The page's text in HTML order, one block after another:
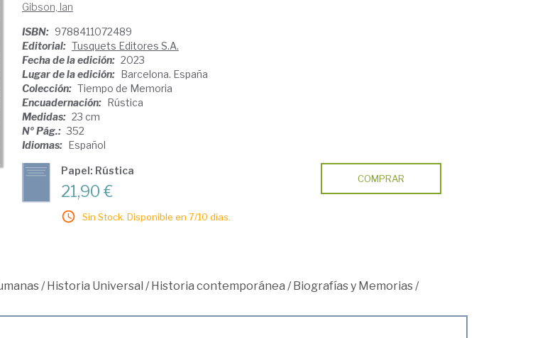
Gibson, Ian
ISBN: 9788411072489
Editorial: Tusquets Editores S.A.
Fecha de la edición: 2023
Lugar de la edición: Barcelona. España
Colección: Tiempo de Memoria
Encuadernación: Rústica
Medidas: 23 cm
Nº Pág.: 352
Idiomas: Español
Papel: Rústica
21,90 €
Sin Stock. Disponible en 7/10 días.
COMPRAR
/Historia Universal /Historia contemporánea /Biografías y Memorias/